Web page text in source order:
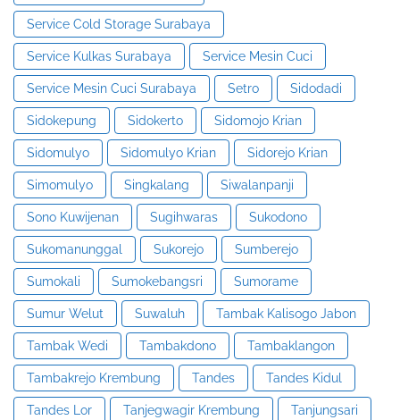
Service Cold Storage Surabaya
Service Kulkas Surabaya Service Mesin Cuci
Service Mesin Cuci Surabaya Setro Sidodadi
Sidokepung Sidokerto Sidomojo Krian
Sidomulyo Sidomulyo Krian Sidorejo Krian
Simomulyo Singkalang Siwalanpanji
Sono Kuwijenan Sugihwaras Sukodono
Sukomanunggal Sukorejo Sumberejo
Sumokali Sumokebangsri Sumorame
Sumur Welut Suwaluh Tambak Kalisogo Jabon
Tambak Wedi Tambakdono Tambaklangon
Tambakrejo Krembung Tandes Tandes Kidul
Tandes Lor Tanjegwagir Krembung Tanjungsari